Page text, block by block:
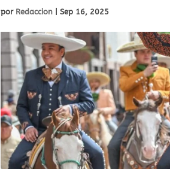
por Redaccion |Sep 16, 2025